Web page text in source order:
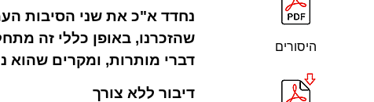
נחדד א"כ את שני הסיבות
שהזכרנו, באופן כללי זה
דברי מותרות, ומקרים שהוא
דיבור ללא צורך
היסורים